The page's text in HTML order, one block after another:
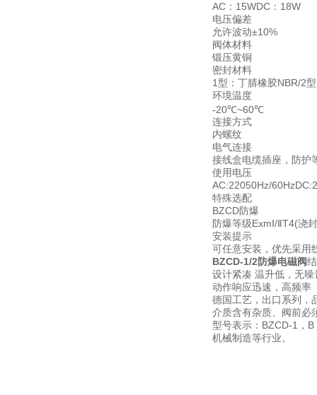
AC：15WDC：18W
电压偏差
允许波动±10%
阀体材料
锻压黄铜
密封材料
1型：丁腈橡胶NBR/2
环境温度
-20℃~60℃
连接方式
内螺纹
电气连接
接线盒电缆插座，防护
使用电压
AC:22050Hz/
特殊选配
BZCD防爆
防爆等级ExmⅠ/ⅡT4(浇
安装提示
可任意安装，优先采用
BZCD-1/2防爆电磁阀
设计紧凑 温升低，无噪
动作响应迅速，高频率
德国工艺，出口系列，
介质含有杂质、阀前必
型号表示：BZCD-1，
机械制造等行业。